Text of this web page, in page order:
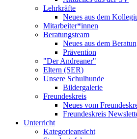
Lehrkräfte
Neues aus dem
Mitarbeiter*innen
Beratungsteam
Neues aus dem
Prävention
"Der Andreaner"
Eltern (SER)
Unsere Schulhunde
Bildergalerie
Freundeskreis
Neues vom
Freundeskreis
Unterricht
Kategorieansicht